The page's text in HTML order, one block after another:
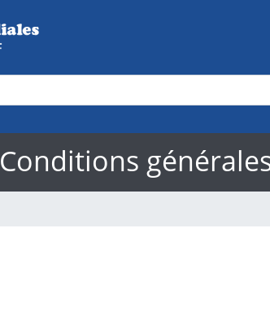
Conditions